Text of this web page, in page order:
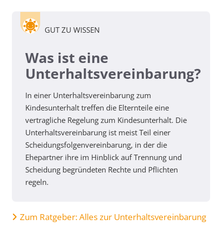
GUT ZU WISSEN
Was ist eine
Unterhaltsvereinbarung?
In einer Unterhaltsvereinbarung zum
Kindesunterhalt treffen die Elternteile eine
vertragliche Regelung zum Kindesunterhalt. Die
Unterhaltsvereinbarung ist meist Teil einer
Scheidungsfolgenvereinbarung, in der die
Ehepartner ihre im Hinblick auf Trennung und
Scheidung begründeten Rechte und Pflichten
regeln.
Zum Ratgeber: Alles zur Unterhaltsvereinbarung